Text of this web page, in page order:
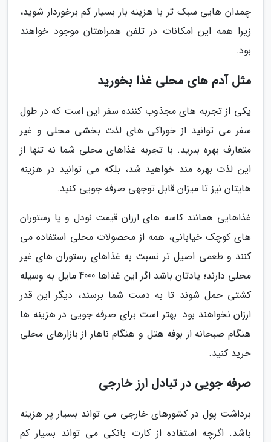
چمدان هایی سبک تر با هزینه بار بسیار کم برخوردار شوید،
زیرا همه این امکانات در تلفن همراهتان موجود خواهند
بود.
مثل آدم های محلی غذا بخورید
یکی از تجربه های مجذوب کننده سفر این است که در طول
سفر می توانید از خوراکی های لذت بخشی محلی و غیر
متعارف بهره ببرید. با تجربه غذاهای محلی شما نه تنها از
این لذت بهره مند خواهید شد، بلکه می توانید در هزینه
هایتان نیز تا میزان قابل توجهی صرفه جویی کنید.
غذاهایی همانند کاسه های ارزان قیمت نودل و یا رستوران
های کوچک خیابانی، همه از محصولات محلی استفاده می
کنند و طعمی اصیل تر نسبت به غذاهای رستوران های غیر
محلی دارند؛ یادتان باشد اگر این غذاها 4000 مایل به وسیله
کشتی حمل شوند تا به دست شما برسند، دیگر این قدر
ارزان نخواهند بود. بهتر است برای صرفه جویی در هزینه ها
هنگام صبحانه از بوفه هتل و هنگام ناهار از بازارهای محلی
خرید کنید.
صرفه جویی در تبادل ارز خارجی
برداشت پول در کشورهای خارجی می تواند بسیار پر هزینه
باشد. اگرچه استفاده از کارت بانکی می تواند بسیار کم